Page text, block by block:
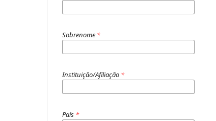
Sobrenome *
Instituição/Afiliação *
País *